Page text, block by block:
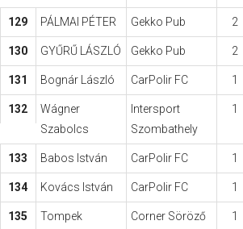
129 PÁLMAI PÉTER Gekko Pub 2
130 GYŰRŰ LÁSZLÓ Gekko Pub 2
131 Bognár László CarPolir FC 1
132
Wágner
Szabolcs
Intersport
Szombathely
1
133 Babos István CarPolir FC 1
134 Kovács István CarPolir FC 1
135
Tompek
Corner Söröző
1